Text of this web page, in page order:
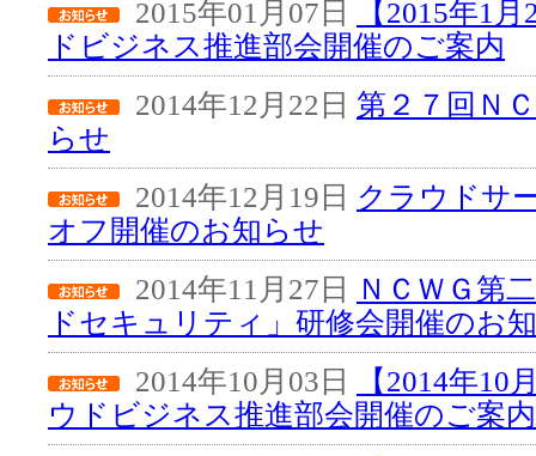
2015年01月07日
【2015年1
ドビジネス推進部会開催のご案内
2014年12月22日 第２７回Ｎ
らせ
2014年12月19日 クラウドサ
オフ開催のお知らせ
2014年11月27日
ＮＣＷＧ第
ドセキュリティ」研修会開催のお
2014年10月03日
【2014年10
ウドビジネス推進部会開催のご案内